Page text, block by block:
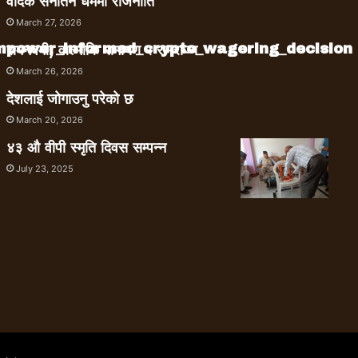
March 27, 2026
रामनवमी, वाल्मीकि रामायण र रामराज्य
March 26, 2026
देशलाई जोगाउनु परेको छ
March 20, 2026
४३ औ वीपी स्मृति दिवस सम्पन्न
July 23, 2025